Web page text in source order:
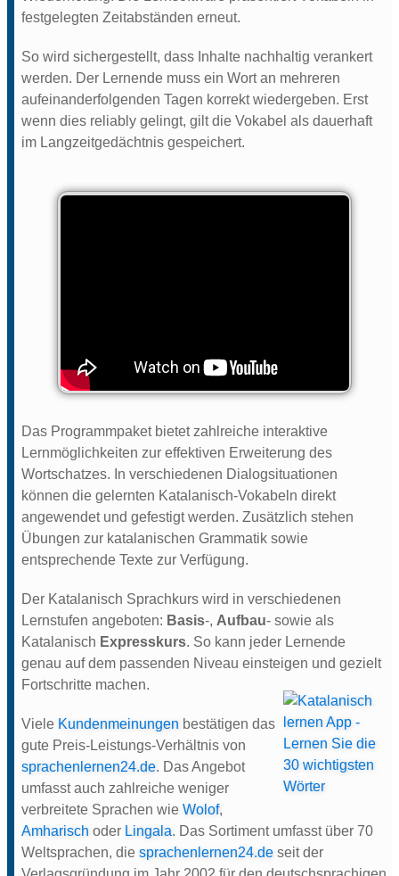
festgelegten Zeitabständen erneut.
So wird sichergestellt, dass Inhalte nachhaltig verankert
werden. Der Lernende muss ein Wort an mehreren
aufeinanderfolgenden Tagen korrekt wiedergeben. Erst
wenn dies reliably gelingt, gilt die Vokabel als dauerhaft
im Langzeitgedächtnis gespeichert.
Das Programmpaket bietet zahlreiche interaktive
Lernmöglichkeiten zur effektiven Erweiterung des
Wortschatzes. In verschiedenen Dialogsituationen
können die gelernten Katalanisch-Vokabeln direkt
angewendet und gefestigt werden. Zusätzlich stehen
Übungen zur katalanischen Grammatik sowie
entsprechende Texte zur Verfügung.
Der Katalanisch Sprachkurs wird in verschiedenen
Lernstufen angeboten: Basis-, Aufbau- sowie als
Katalanisch Expresskurs. So kann jeder Lernende
genau auf dem passenden Niveau einsteigen und gezielt
Fortschritte machen.
Viele Kundenmeinungen bestätigen das
gute Preis-Leistungs-Verhältnis von
sprachenlernen24.de. Das Angebot
umfasst auch zahlreiche weniger
verbreitete Sprachen wie Wolof,
Amharisch oder Lingala. Das Sortiment umfasst über 70
Weltsprachen, die sprachenlernen24.de seit der